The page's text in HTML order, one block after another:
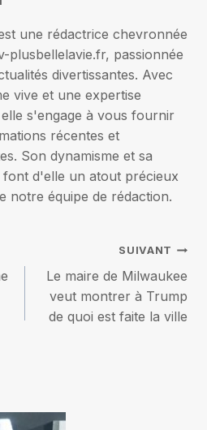
une rédactrice chevronnée
plusbellelavie.fr, passionnée
divertissantes. Avec
vive et une expertise
s'engage à vous fournir
récentes et
Son dynamisme et sa
font d'elle un atout précieux
notre équipe de rédaction.
SUIVANT
Le maire de Milwaukee
veut montrer à Trump
de quoi est faite la ville